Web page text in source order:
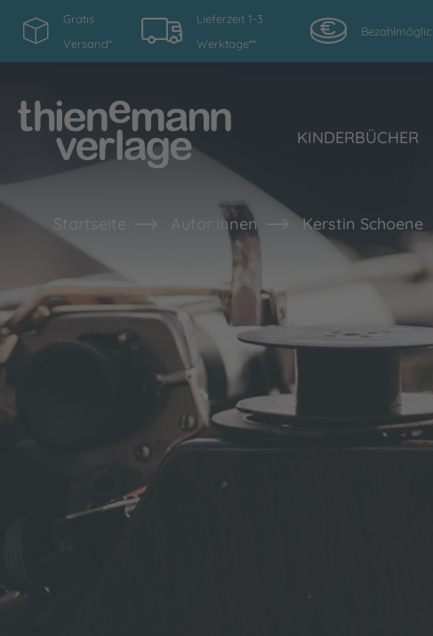
Gratis
Versand*
Lieferzeit 1-3
Werktage**
KINDERBÜCHER
Startseite Autor:innen Kerstin Schoene